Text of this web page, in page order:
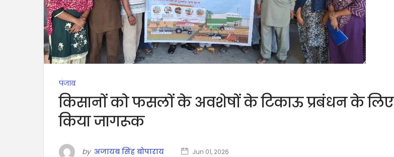
पंजाब
किसानों को फसलों के अवशेषों के टिकाऊ प्रबंधन के लिए
किया जागरूक
by अजायब सिंह बोपाराय Jun 01, 2026